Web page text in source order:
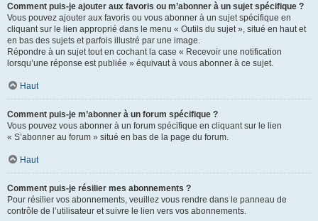
Comment puis-je ajouter aux favoris ou m’abonner à un sujet spécifique ?
Vous pouvez ajouter aux favoris ou vous abonner à un sujet spécifique en
cliquant sur le lien approprié dans le menu « Outils du sujet », situé en haut et
en bas des sujets et parfois illustré par une image.
Répondre à un sujet tout en cochant la case « Recevoir une notification
lorsqu’une réponse est publiée » équivaut à vous abonner à ce sujet.
Haut
Comment puis-je m’abonner à un forum spécifique ?
Vous pouvez vous abonner à un forum spécifique en cliquant sur le lien
« S’abonner au forum » situé en bas de la page du forum.
Haut
Comment puis-je résilier mes abonnements ?
Pour résilier vos abonnements, veuillez vous rendre dans le panneau de
contrôle de l’utilisateur et suivre le lien vers vos abonnements.